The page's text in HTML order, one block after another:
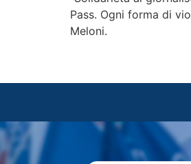
Pass. Ogni forma di
Meloni.